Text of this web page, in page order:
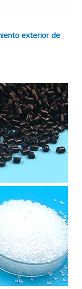
exterior de